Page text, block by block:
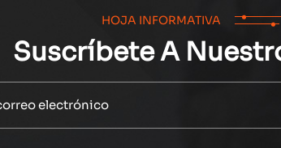
HOJA INFORMATIVA
Suscríbete A